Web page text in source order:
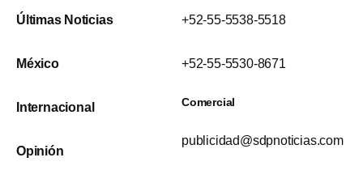
Últimas Noticias
México
Internacional
Opinión
+52-55-5538-5518
+52-55-5530-8671
Comercial
publicidad@sdpnoticias.com